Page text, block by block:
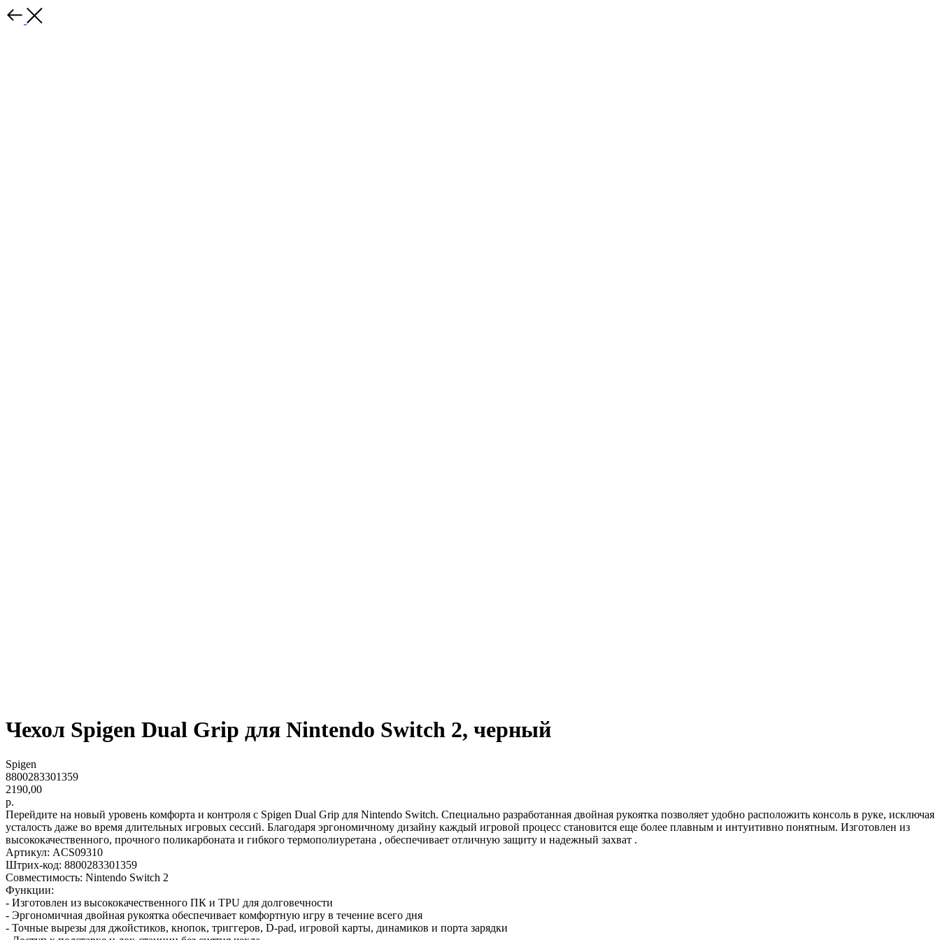
Чехол Spigen Dual Grip для Nintendo Switch 2, черный
Spigen
8800283301359
2190,00
р.
Перейдите на новый уровень комфорта и контроля с Spigen Dual Grip для Nintendo Switch. Специально разработанная двойная рукоятка позволяет удобно расположить консоль в руке, исключая
усталость даже во время длительных игровых сессий. Благодаря эргономичному дизайну каждый игровой процесс становится еще более плавным и интуитивно понятным. Изготовлен из
высококачественного, прочного поликарбоната и гибкого термополиуретана , обеспечивает отличную защиту и надежный захват .
Артикул: ACS09310
Штрих-код: 8800283301359
Совместимость: Nintendo Switch 2
Функции:
- Изготовлен из высококачественного ПК и TPU для долговечности
- Эргономичная двойная рукоятка обеспечивает комфортную игру в течение всего дня
- Точные вырезы для джойстиков, кнопок, триггеров, D-pad, игровой карты, динамиков и порта зарядки